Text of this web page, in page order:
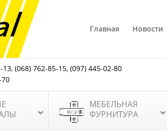
Главная Новости
13,(068) 762-85-15,(097) 445-02-80
МЕБЕЛЬНАЯ
ФУРНИТУРА